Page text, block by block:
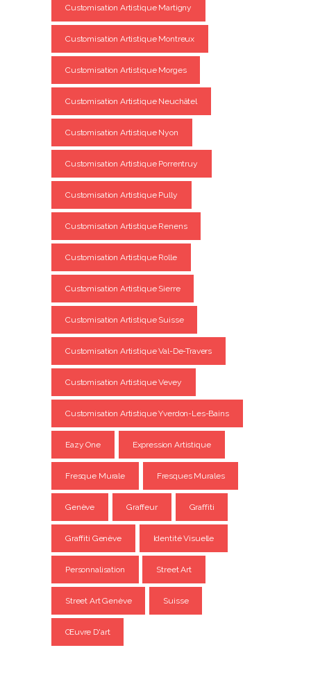
Customisation Artistique Martigny
Customisation Artistique Montreux
Customisation Artistique Morges
Customisation Artistique Neuchâtel
Customisation Artistique Nyon
Customisation Artistique Porrentruy
Customisation Artistique Pully
Customisation Artistique Renens
Customisation Artistique Rolle
Customisation Artistique Sierre
Customisation Artistique Suisse
Customisation Artistique Val-De-Travers
Customisation Artistique Vevey
Customisation Artistique Yverdon-Les-Bains
Eazy One Expression Artistique
Fresque Murale Fresques Murales
Genève Graffeur Graffiti
Graffiti Genève Identité Visuelle
Personnalisation Street Art
Street Art Genève Suisse
Œuvre D'art